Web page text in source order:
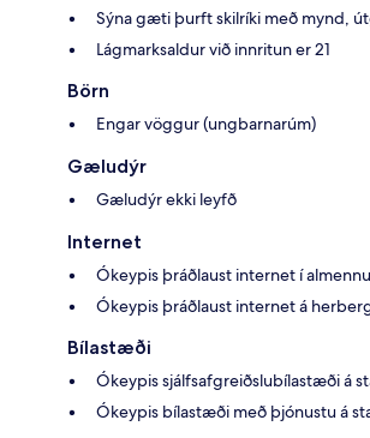
Sýna gæti þurft skilríki með mynd,
Lágmarksaldur við innritun er 21
Börn
Engar vöggur (ungbarnarúm)
Gæludýr
Gæludýr ekki leyfð
Internet
Ókeypis þráðlaust internet í
Ókeypis þráðlaust internet á
Bílastæði
Ókeypis sjálfsafgreiðslubílastæði á
Ókeypis bílastæði með þjónustu á